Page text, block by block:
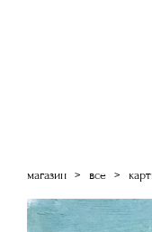
магазин > все >